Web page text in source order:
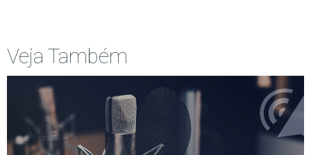
Veja Também